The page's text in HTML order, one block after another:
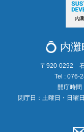
内
〒920-0292 石
Tel : 076-
開庁時
閉庁日：土曜日・日曜